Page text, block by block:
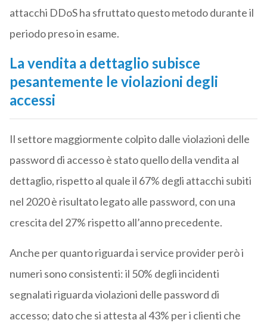
attacchi DDoS ha sfruttato questo metodo durante il
periodo preso in esame.
La vendita a dettaglio subisce
pesantemente le violazioni degli
accessi
Il settore maggiormente colpito dalle violazioni delle
password di accesso è stato quello della vendita al
dettaglio, rispetto al quale il 67% degli attacchi subiti
nel 2020 è risultato legato alle password, con una
crescita del 27% rispetto all’anno precedente.
Anche per quanto riguarda i service provider però i
numeri sono consistenti: il 50% degli incidenti
segnalati riguarda violazioni delle password di
accesso; dato che si attesta al 43% per i clienti che